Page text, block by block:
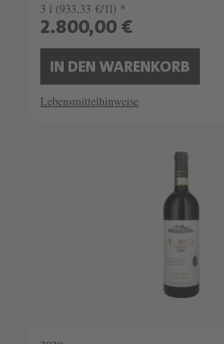
3 l (933,33 €/1l) *
2.800,00 €
IN DEN WARENKORB
Lebensmittelhinweise